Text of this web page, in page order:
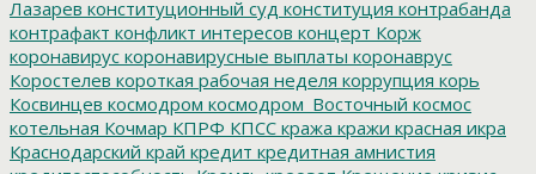
Лазарев конституционный суд конституция контрабанда
контрафакт конфликт интересов концерт Корж
коронавирус коронавирусные выплаты коронаврус
Коростелев короткая рабочая неделя коррупция корь
Косвинцев космодром космодром_Восточный космос
котельная Кочмар КПРФ КПСС кража кражи красная икра
Краснодарский край кредит кредитная амнистия